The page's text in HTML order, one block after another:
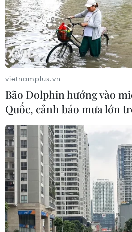
vietnamplus.vn
Bão Dolphin hướng vào
Quốc, cảnh báo mưa lớn